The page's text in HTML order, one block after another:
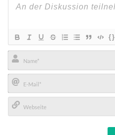
{}
Name*
E-
Mail*